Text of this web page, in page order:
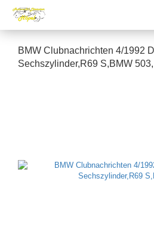
BMW Clubnachrichten 4/1992
Sechszylinder,R69 S,BMW 503,